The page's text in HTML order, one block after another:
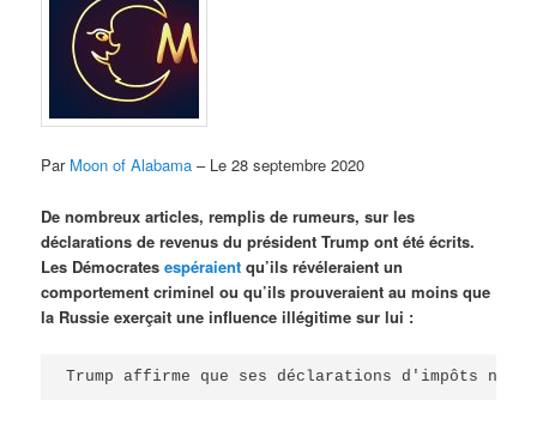
Par Moon of Alabama – Le 28 septembre 2020
De nombreux articles, remplis de rumeurs, sur les
déclarations de revenus du président Trump ont été écrits.
Les Démocratesespéraient qu’ils révéleraient un
comportement criminel ou qu’ils prouveraient au moins que
la Russie exerçait une influence illégitime sur lui :
Trump affirme que ses déclarations d'impôts